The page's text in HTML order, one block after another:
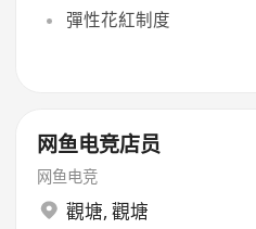
彈性花紅制度
网鱼电竞店员
网鱼电竞
觀塘, 觀塘